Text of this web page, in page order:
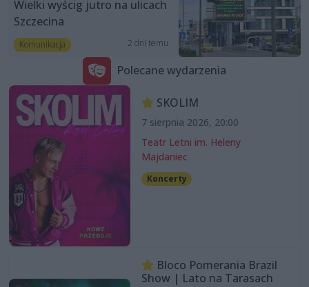
Wielki wyścig jutro na ulicach
Szczecina
Komunikacja 2 dni temu
Polecane wydarzenia
SKOLIM
7 sierpnia 2026, 20:00
Teatr Letni im. Heleny
Majdaniec
Koncerty
Bloco Pomerania Brazil
Show | Lato na Tarasach